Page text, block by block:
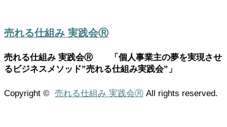
売れる仕組み 実践会Ⓡ
売れる仕組み 実践会Ⓡ 「個人事業主の夢を実現させ
るビジネスメソッド”売れる仕組み実践会”」
Copyright © 売れる仕組み 実践会Ⓡ All rights reserved.